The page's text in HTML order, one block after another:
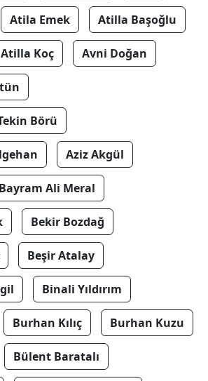
Atila Emek Atilla Başoğlu
Atilla Koç Avni Doğan
Börü
Aziz Akgül
Bayram Ali Meral
Bekir Bozdağ
Beşir Atalay
Binali Yıldırım
Burhan Kılıç Burhan Kuzu
Bülent Baratalı